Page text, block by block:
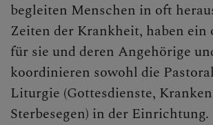
begleiten Menschen in oft
Zeiten der Krankheit, haben ein
für sie und deren Angehörige
koordinieren sowohl die
Liturgie (Gottesdienste,
Sterbesegen) in der Einrichtung.